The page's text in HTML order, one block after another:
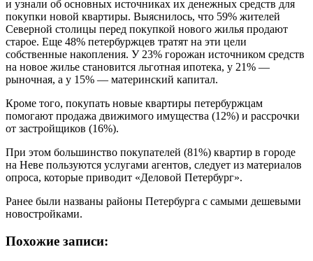
и узнали об основных источниках их денежных средств для
покупки новой квартиры. Выяснилось, что 59% жителей
Северной столицы перед покупкой нового жилья продают
старое. Еще 48% петербуржцев тратят на эти цели
собственные накопления. У 23% горожан источником средств
на новое жилье становится льготная ипотека, у 21% —
рыночная, а у 15% — материнский капитал.
Кроме того, покупать новые квартиры петербуржцам
помогают продажа движимого имущества (12%) и рассрочки
от застройщиков (16%).
При этом большинство покупателей (81%) квартир в городе
на Неве пользуются услугами агентов, следует из материалов
опроса, которые приводит «Деловой Петербург».
Ранее были названы районы Петербурга с самыми дешевыми
новостройками.
Похожие записи: